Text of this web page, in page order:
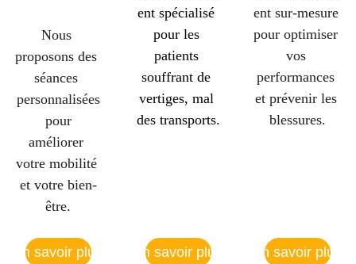
Nous
proposons des
séances
personnalisées
pour
améliorer
votre mobilité
et votre bien-
être.
ent spécialisé
pour les
patients
souffrant de
vertiges, mal
des transports.
ent sur-mesure
pour optimiser
vos
performances
et prévenir les
blessures.
en savoir plus en savoir plus en savoir plus